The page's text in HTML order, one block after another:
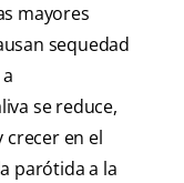
mayores
sequedad
se reduce,
en el
parótida a la